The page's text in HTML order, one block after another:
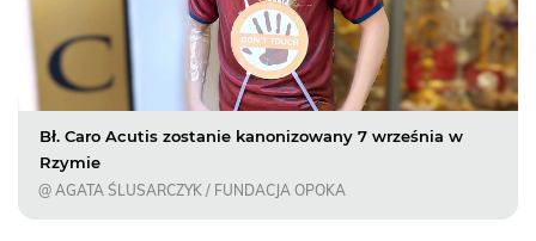
Bł. Caro Acutis zostanie kanonizowany 7 września w
Rzymie
@ AGATA ŚLUSARCZYK / FUNDACJA OPOKA